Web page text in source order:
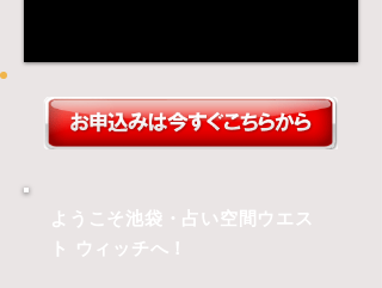
ようこそ池袋・占い空間ウエス
ト ウィッチへ！